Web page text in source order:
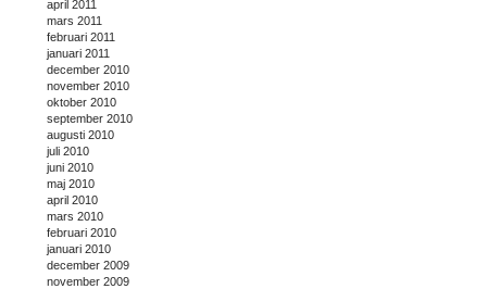
april 2011
mars 2011
februari 2011
januari 2011
december 2010
november 2010
oktober 2010
september 2010
augusti 2010
juli 2010
juni 2010
maj 2010
april 2010
mars 2010
februari 2010
januari 2010
december 2009
november 2009